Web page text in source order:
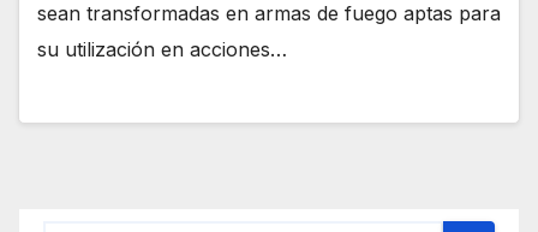
sean transformadas en armas de fuego aptas para
su utilización en acciones…